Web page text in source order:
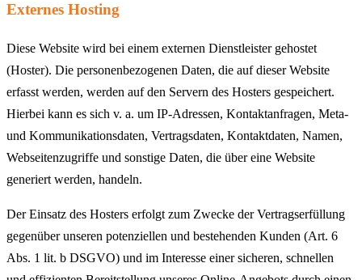
Externes Hosting
Diese Website wird bei einem externen Dienstleister gehostet
(Hoster). Die personenbezogenen Daten, die auf dieser Website
erfasst werden, werden auf den Servern des Hosters gespeichert.
Hierbei kann es sich v. a. um IP-Adressen, Kontaktanfragen, Meta-
und Kommunikationsdaten, Vertragsdaten, Kontaktdaten, Namen,
Webseitenzugriffe und sonstige Daten, die über eine Website
generiert werden, handeln.
Der Einsatz des Hosters erfolgt zum Zwecke der Vertragserfüllung
gegenüber unseren potenziellen und bestehenden Kunden (Art. 6
Abs. 1 lit. b DSGVO) und im Interesse einer sicheren, schnellen